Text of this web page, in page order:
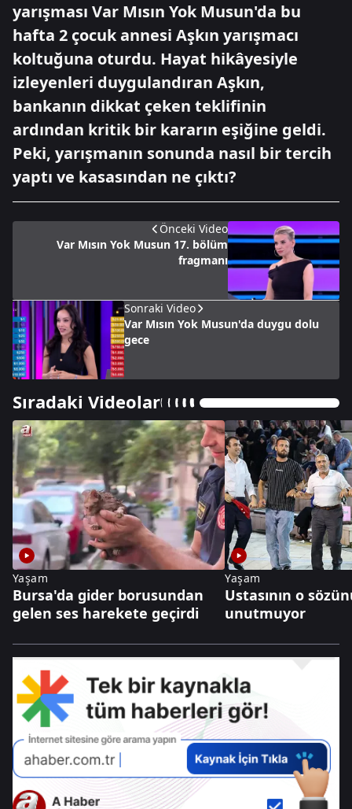
yarışması Var Mısın Yok Musun'da bu
hafta 2 çocuk annesi Aşkın yarışmacı
koltuğuna oturdu. Hayat hikâyesiyle
izleyenleri duygulandıran Aşkın,
bankanın dikkat çeken teklifinin
ardından kritik bir kararın eşiğine geldi.
Peki, yarışmanın sonunda nasıl bir tercih
yaptı ve kasasından ne çıktı?
Önceki Video
Var Mısın Yok Musun 17. bölüm
fragmanı
Sonraki Video
Var Mısın Yok Musun'da duygu dolu
gece
Sıradaki Videolar
Yaşam
Bursa'da gider borusundan
gelen ses harekete geçirdi
Yaşam
Ustasının o
unutmuyor